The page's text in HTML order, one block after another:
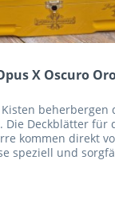
X Oscuro
beherbergen
Die Deckblätter für
kommen direkt
speziell und